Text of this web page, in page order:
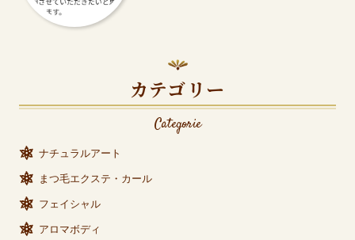
カテゴリー
Categorie
ナチュラルアート
まつ毛エクステ・カール
フェイシャル
アロマボディ